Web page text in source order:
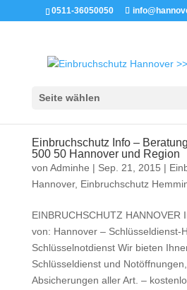
0511-36050050
Seite wählen
Einbruchschutz Info –
500 50 Hannover und Region
von Adminhe | Sep. 21, 2015 |
Hannover, Einbruchschutz
EINBRUCHSCHUTZ HANNOVER
von: Hannover – Schlüsseldienst-
Schlüsselnotdienst Wir bieten
Schlüsseldienst und
Absicherungen aller Art. –